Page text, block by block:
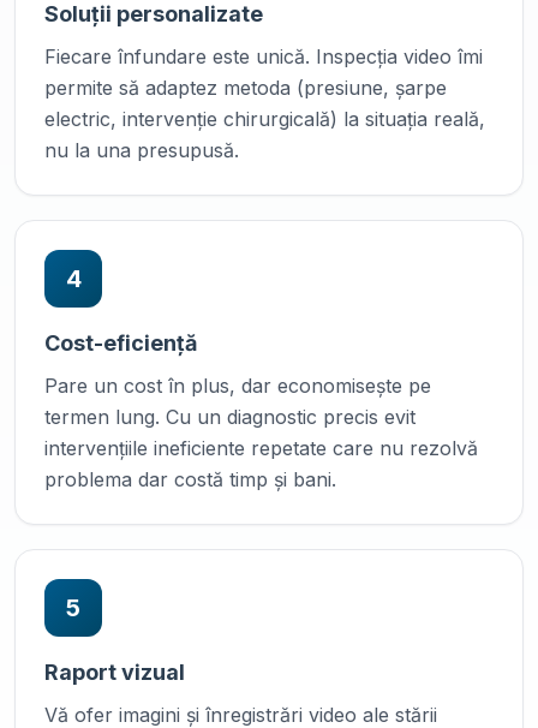
Soluții personalizate
Fiecare înfundare este unică. Inspecția video îmi
permite să adaptez metoda (presiune, șarpe
electric, intervenție chirurgicală) la situația reală,
nu la una presupusă.
4
Cost-eficiență
Pare un cost în plus, dar economisește pe
termen lung. Cu un diagnostic precis evit
intervențiile ineficiente repetate care nu rezolvă
problema dar costă timp și bani.
5
Raport vizual
Vă ofer imagini și înregistrări video ale stării